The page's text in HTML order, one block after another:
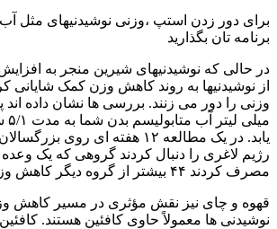
برای دور زدن استپ ،وزنی نوشیدنیهای مثل
برنامه تان بگذارید
در حالی که نوشیدنیهای شیرین منجر به
از نوشیدنیها به روند کاهش وزن کمک شایانی
یابد. در یک مطالعه ۱۲ هفته ای
رژیم لاغری را دنبال کردند گروهی که یک وعده
مصرف کردند ۴۴ بیشتر از گروه دیگر کاهش وزن داشتند.
قهوه و چای نیز نقش مؤثری در مسیر کاهش وزن
نوشیدنی ها معمولاً حاوی کافئین هستند.